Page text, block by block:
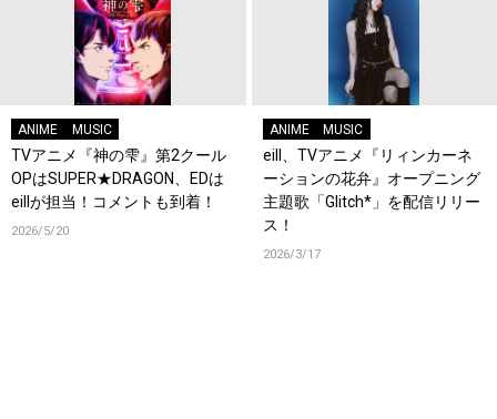
ANIME MUSIC
TVアニメ『神の雫』第2クール
OPはSUPER★DRAGON、EDは
eillが担当！コメントも到着！
2026/5/20
ANIME MUSIC
eill、TVアニメ『リィンカーネ
ーションの花弁』オープニング
主題歌「Glitch*」を配信リリー
ス！
2026/3/17